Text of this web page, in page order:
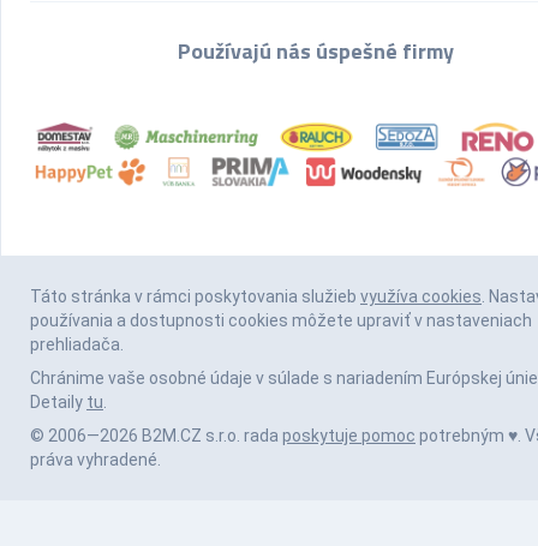
Používajú nás úspešné firmy
Táto stránka v rámci poskytovania služieb využíva cookies.
používania a dostupnosti cookies môžete upraviť v nastaveniach
prehliadača.
Chránime vaše osobné údaje v súlade s nariadením Európskej únie
Detaily tu.
© 2006—2026 B2M.CZ s.r.o. rada poskytuje pomoc potrebným ♥️.
práva vyhradené.